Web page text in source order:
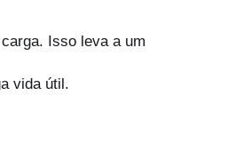
Isso leva a um
vida útil.